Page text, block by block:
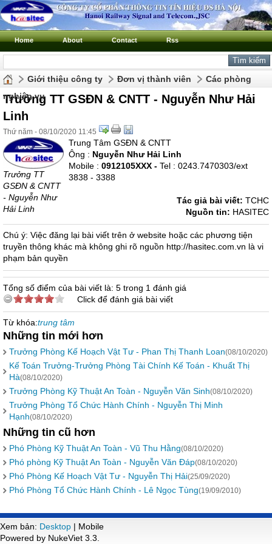
Home About Contact Rss
Giới thiệu công ty Đơn vị thành viên
Các phòng
nghiệp vụ
Trưởng TT GSĐN & CNTT - Nguyễn Như Hải
Linh
Thứ năm - 08/10/2020 11:45
Trưởng TT
GSĐN & CNTT
- Nguyễn Như
Hải Linh
Trung Tâm GSĐN & CNTT
Ông : Nguyễn Như Hải Linh
Mobile : 0912105XXX - Tel : 0243.7470303/ext
3838 - 3388
Tác giả bài viết: TCHC
Nguồn tin: HASITEC
Chú ý: Việc đăng lại bài viết trên ở website hoặc các phương tiện
truyền thông khác mà không ghi rõ nguồn http://hasitec.com.vn là vi
phạm bản quyền
Tổng số điểm của bài viết là: 5 trong 1 đánh giá
Click để đánh giá bài viết
Từ khóa:trung tâm
Những tin mới hơn
Trưởng Phòng Kế Hoạch Vật Tư - Phan Thị Thanh Loan(08/10/2020)
Kế Toán Trưởng-Trưởng Phòng Tài Chính Kế Toán - Khuất Thị
Hà(08/10/2020)
Trưởng Phòng Kỹ Thuật An Toàn - Nguyễn Văn Sinh(08/10/2020)
Trưởng Phòng Tổ Chức Hành Chính - Nguyễn Thị Minh
Hạnh(08/10/2020)
Những tin cũ hơn
Phó Phòng Kỹ Thuật An Toàn - Vũ Thu Hằng(08/10/2020)
Phó phòng Kỹ Thuật An Toàn - Nguyễn Văn Đáp(08/10/2020)
Phó Phòng Kế Hoạch Vật Tư - Nguyễn Thị Hải(25/09/2020)
Phó Phòng Tổ Chức Hành Chính - Lê Ngọc Tùng(19/09/2010)
Xem bản: Desktop | Mobile
Powered by NukeViet 3.3.